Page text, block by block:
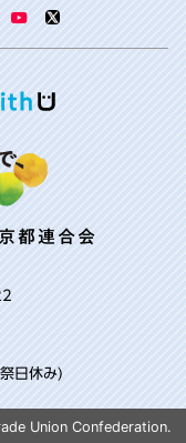
都連合会
日休み)
Union Confederation.